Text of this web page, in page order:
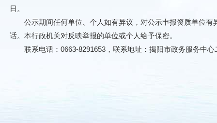
日。
公示期间任何单位、个人如有异议，对公示申报资质单位有
话。本行政机关对反映举报的单位或个人给予保密。
联系电话：0663-8291653，联系地址：揭阳市政务服务中心